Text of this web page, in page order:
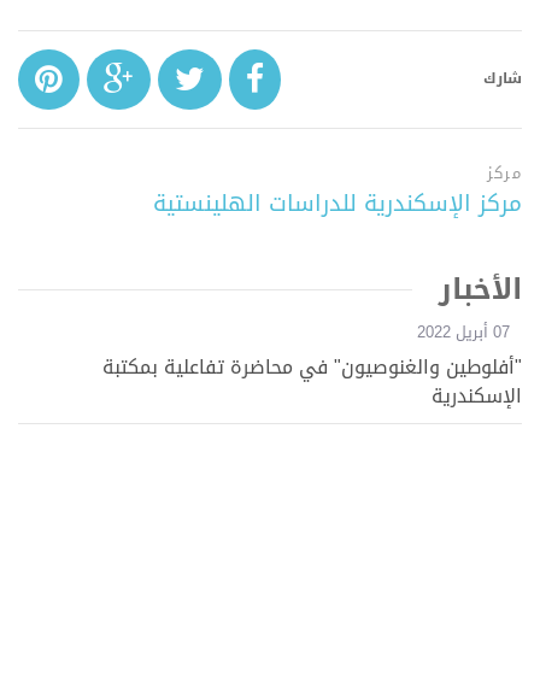
شارك
مركز
مركز الإسكندرية للدراسات الهلينستية
الأخبار
"أفلوطين والغنوصيون" في محاضرة تفاعلية بمكتبة
الإسكندرية